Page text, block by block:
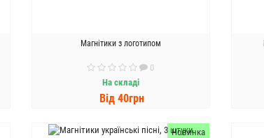
Магнітики з логотипом
0
На складі
Вiд 40грн
ДО КОШИКА Новинка